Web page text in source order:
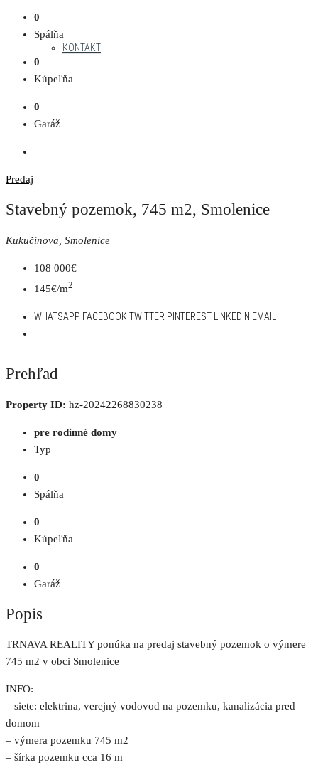
KONTAKT
0
Spálňa
0
Kúpeľňa
0
Garáž
Predaj
Stavebný pozemok, 745 m2, Smolenice
Kukučínova, Smolenice
108 000€
145€/m2
WHATSAPP FACEBOOK TWITTER PINTEREST LINKEDIN EMAIL
Prehľad
Property ID: hz-20242268830238
pre rodinné domy
Typ
0
Spálňa
0
Kúpeľňa
0
Garáž
Popis
TRNAVA REALITY ponúka na predaj stavebný pozemok o výmere
745 m2 v obci Smolenice
INFO:
– siete: elektrina, verejný vodovod na pozemku, kanalizácia pred
domom
– výmera pozemku 745 m2
– šírka pozemku cca 16 m